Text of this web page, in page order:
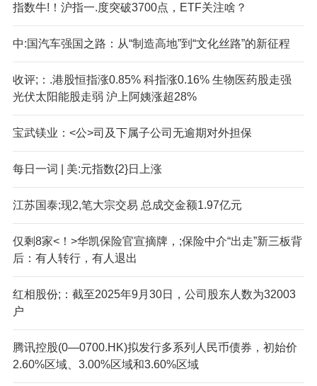
指数牛!！沪指一.度突破3700点，ETF关注啥？
中:国汽车强国之路：从“制造高地”到“文化丝路”的新征程
收评;：.港股恒指涨0.85% 科指涨0.16% 生物医药股走强
光伏太阳能股走弱 沪上阿姨涨超28%
宝武镁业：<公>司及下属子公司无逾期对外担保
每日一词 | 美:元指数{2}日上涨
江苏国泰;现2,笔大宗交易 总成交金额1.97亿元
仅剩8家<！>华凯保险官宣摘牌，;保险中介“出走”新三板背
后：有人转行，有人退出
红相股份;：截至2025年9月30日，公司股东人数为32003
户
腾讯控股(0—0700.HK)拟发行多系列人民币债券，初始价
2.60%区域、3.00%区域和3.60%区域